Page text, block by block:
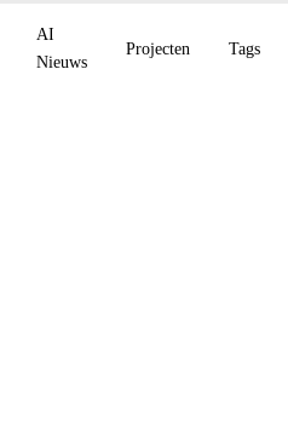
AI
Nieuws
Projecten Tags